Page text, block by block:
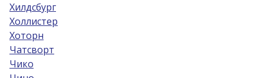
Хилдсбург
Холлистер
Хоторн
Чатсворт
Чико